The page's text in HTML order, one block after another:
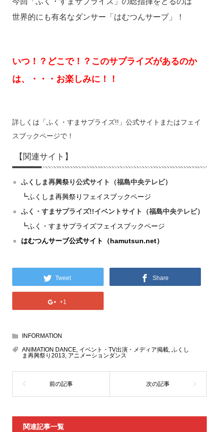
世界的にも有名なダンサー「はむつんサーブ」！
いつ！？どこで！？このサプライズがあるのか
は、・・・お楽しみに！！
詳しくは「ふく・すまサプライズ!!」公式サイトまたはフェイ
スブックページで！
【関連サイト】
ふくしま再興祭り公式サイト（福島中央テレビ）
┗ふくしま再興祭りフェイスブックページ
ふく・すまサプライズ!!イベントサイト（福島中央テレビ）
┗ふく・すまサプライズフェイスブックページ
はむつんサーブ公式サイト（hamutsun.net）
Tweet Share
+1
INFORMATION
ANIMATION DANCE, イベント・TV出演・メディア掲載, ふくし
ま再興祭り2013, アニメーションダンス
関連記事一覧